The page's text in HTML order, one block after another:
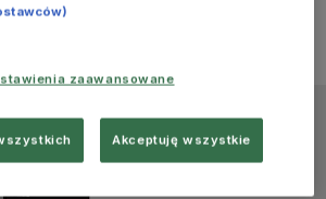
zaawansowane
Akceptuję wszystkie